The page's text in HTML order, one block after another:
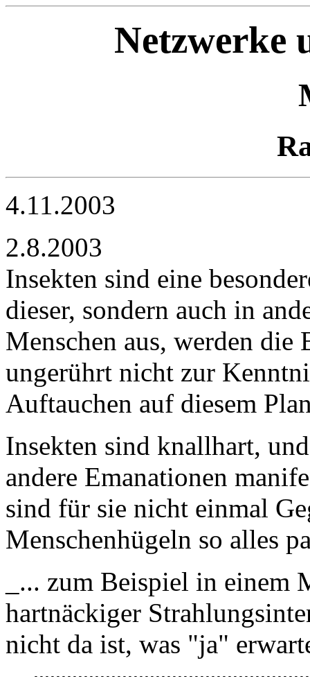
Netzwerke
4.11.2003
2.8.2003
Insekten sind eine
dieser, sondern auch in
Menschen aus, werden die
ungerührt nicht zur
Auftauchen auf diesem
Insekten sind knallhart,
andere Emanationen
sind für sie nicht einmal
Menschenhügeln so alles
_... zum Beispiel in einem
hartnäckiger
nicht da ist, was "ja"